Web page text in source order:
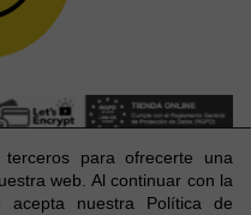
para ofrecerte una
web. Al continuar con la
acepta nuestra Política de